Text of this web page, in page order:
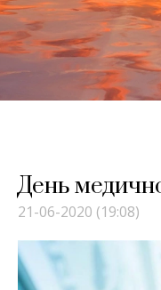
День
21-06-2020 (19:08)